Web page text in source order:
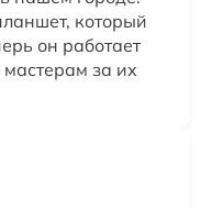
который
он работает
за их